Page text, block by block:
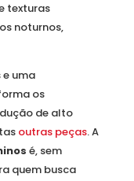
texturas
noturnos,
uma
os
de alto
outras peças. A
é, sem
quem busca